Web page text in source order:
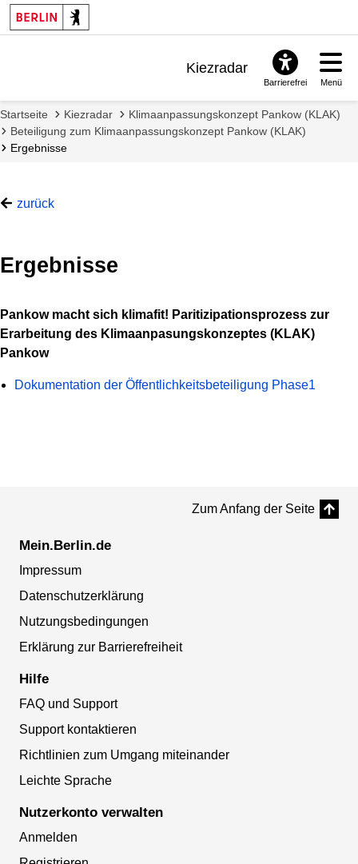
Kiezradar
FAQ & Support
Barrierefrei Menü
Startseite Kiezradar
Klimaanpassungskonzept Pankow (KLAK)
Beteiligung zum Klimaanpassungskonzept Pankow (KLAK)
Ergebnisse
zurück
Ergebnisse
Pankow macht sich klimafit! Paritizipationsprozess zur
Erarbeitung des Klimaanpasungskonzeptes (KLAK)
Pankow
Dokumentation der Öffentlichkeitsbeteiligung Phase1
Zum Anfang der Seite
Mein.Berlin.de
Impressum
Datenschutzerklärung
Nutzungsbedingungen
Erklärung zur Barrierefreiheit
Hilfe
FAQ und Support
Support kontaktieren
Richtlinien zum Umgang miteinander
Leichte Sprache
Nutzerkonto verwalten
Anmelden